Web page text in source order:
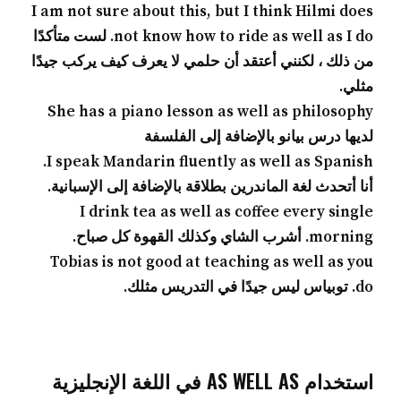
I am not sure about this, but I think Hilmi does
not know how to ride as well as I do. لست متأكدًا
من ذلك ، لكنني أعتقد أن حلمي لا يعرف كيف يركب جيدًا
مثلي.
She has a piano lesson as well as philosophy
لديها درس بيانو بالإضافة إلى الفلسفة
I speak Mandarin fluently as well as Spanish.
أنا أتحدث لغة الماندرين بطلاقة بالإضافة إلى الإسبانية.
I drink tea as well as coffee every single
morning. أشرب الشاي وكذلك القهوة كل صباح.
Tobias is not good at teaching as well as you
do. توبياس ليس جيدًا في التدريس مثلك.
استخدام AS WELL AS في اللغة الإنجليزية